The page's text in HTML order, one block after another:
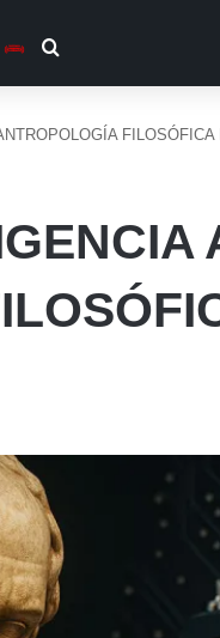
Escuchanos en Vivo